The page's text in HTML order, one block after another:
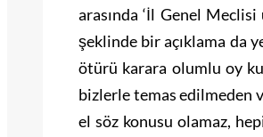
arasında ‘İl Genel
şeklinde bir açıklama da
ötürü karara olumlu oy
bizlerle temas edilmeden
el söz konusu olamaz,